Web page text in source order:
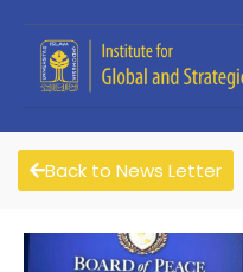
Back to News Letter